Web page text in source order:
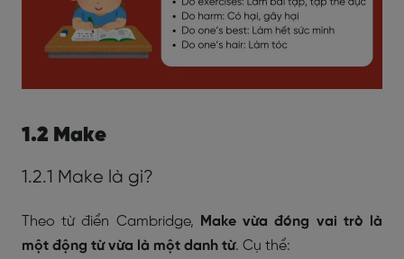
1.2 Make
1.2.1 Make là gì?
Theo từ điển Cambridge,
Make vừa đóng vai trò là
một động từ vừa là một danh từ. Cụ thể: